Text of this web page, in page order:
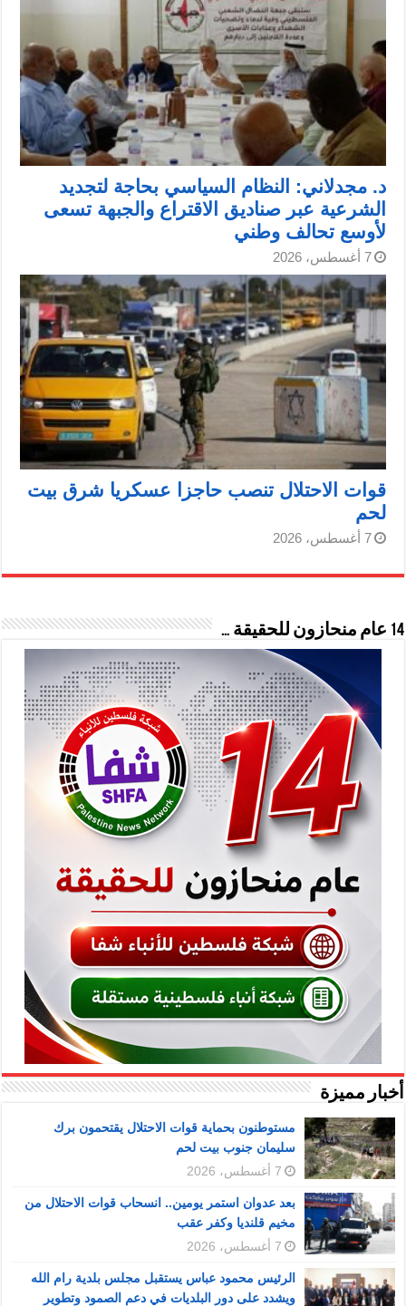
د. مجدلاني: النظام السياسي بحاجة لتجديد
الشرعية عبر صناديق الاقتراع والجبهة تسعى
لأوسع تحالف وطني
7 أغسطس، 2026
قوات الاحتلال تنصب حاجزا عسكريا شرق بيت
لحم
7 أغسطس، 2026
14 عام منحازون للحقيقة …
أخبار مميزة
مستوطنون بحماية قوات الاحتلال يقتحمون برك
سليمان جنوب بيت لحم
7 أغسطس، 2026
بعد عدوان استمر يومين.. انسحاب قوات الاحتلال من
مخيم قلنديا وكفر عقب
7 أغسطس، 2026
الرئيس محمود عباس يستقبل مجلس بلدية رام الله
ويشدد على دور البلديات في دعم الصمود وتطوير